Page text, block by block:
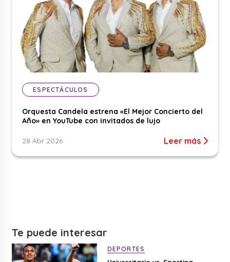
ESPECTÁCULOS
Orquesta Candela estrena «El Mejor Concierto del
Año» en YouTube con invitados de lujo
28 Abr 2026 Leer más
Te puede interesar
DEPORTES